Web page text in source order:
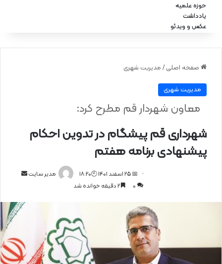
حوزه علمیه
یادداشت
عکس و ویدئو
صفحه اصلی / مدیریت شهری
مدیریت شهری
شهرداری قم پیشگام در تدوین احکام
پیشنهادی برنامه هفتم
معاون شهردار قم مطرح کرد:
مدیر سایت
ا
ی
م
📅 25 اسفند 1401 🕙18:20
0